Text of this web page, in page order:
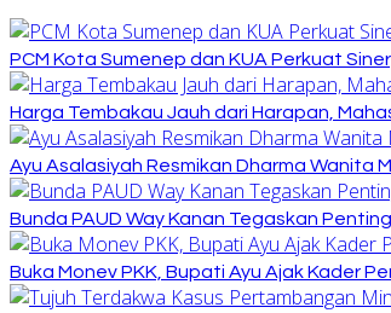
PCM Kota Sumenep dan KUA Perkuat
Harga Tembakau Jauh dari Harapan,
Ayu Asalasiyah Resmikan Dharma Wanita
Bunda PAUD Way Kanan Tegaskan
Buka Monev PKK, Bupati Ayu Ajak Kader